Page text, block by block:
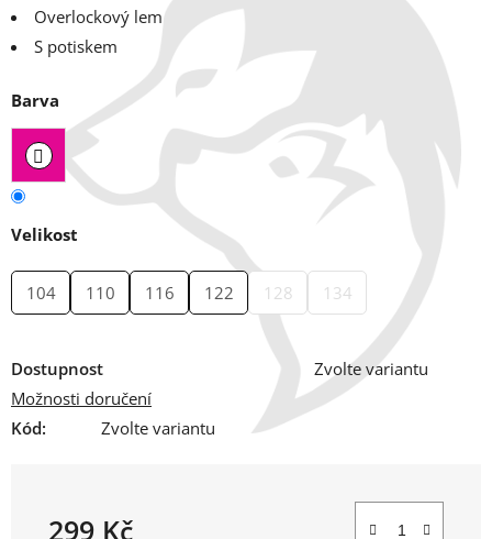
Overlockový lem
S potiskem
Barva
Velikost
104 110 116 122 128 134
Dostupnost
Zvolte variantu
Možnosti doručení
Kód:
Zvolte variantu
299 Kč